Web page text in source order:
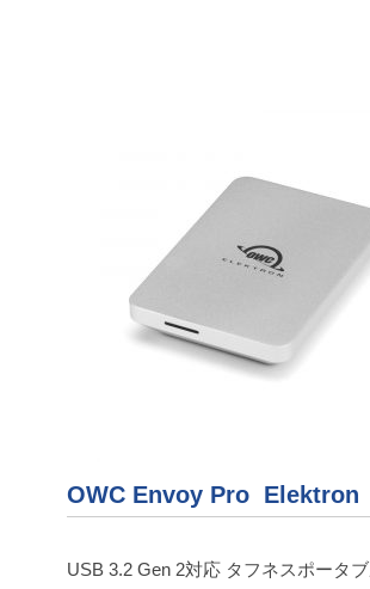
OWC Envoy Pro Elektron
USB 3.2 Gen 2対応 タフネスポータ